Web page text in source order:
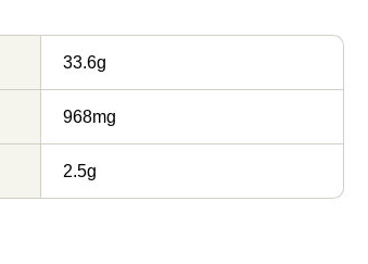
33.6g
968mg
2.5g